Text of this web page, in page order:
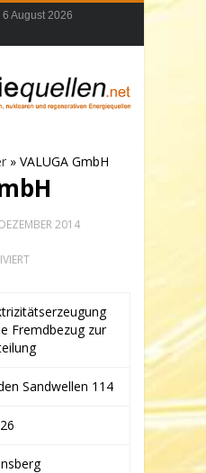
August 2026
» VALUGA GmbH
2014
FÜR
Fremdbezug zur
Sandwellen 114